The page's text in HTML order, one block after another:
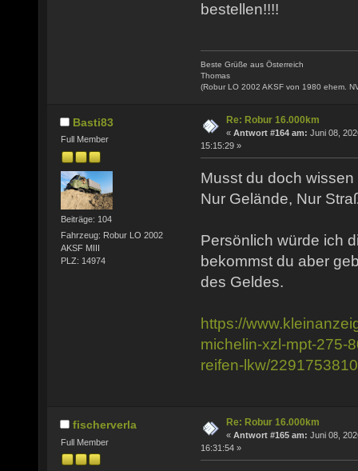
bestellen!!!!
Beste Grüße aus Österreich
Thomas
(Robur LO 2002 AKSF von 1980 ehem.
Basti83
Full Member
Beiträge: 104
Fahrzeug: Robur LO 2002
AKSF MIII
PLZ: 14974
Re: Robur 16.000km
« Antwort #164 am: Juni 08,
15:15:29 »
Musst du doch
Nur Gelände, Nur
Persönlich würde ich
bekommst du aber
des Geldes.
https://
michelin-xzl-mpt-275-
reifen-lkw/
fischerverla
Full Member
Re: Robur 16.000km
« Antwort #165 am: Juni 08,
16:31:54 »